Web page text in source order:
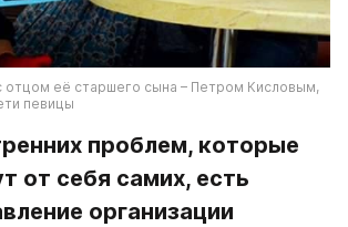
отцом её старшего сына – Петром Кисловым,
певицы
проблем, которые
от себя самих, есть
организации